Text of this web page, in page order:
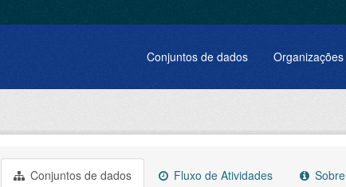
Conjuntos de dados Organizações
Conjuntos de dados Fluxo de Atividades Sobre